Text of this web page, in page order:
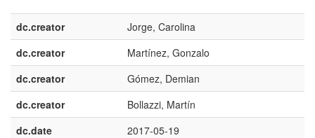
dc.creator
Jorge, Carolina
dc.creator
Martínez, Gonzalo
dc.creator
Gómez, Demian
dc.creator
Bollazzi, Martín
dc.date
2017-05-19